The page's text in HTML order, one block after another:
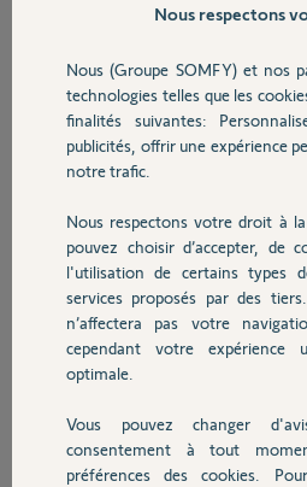
Sécurité
Domotique
Chauffage
Autres produits
Devis avec un pro
mes volets roulants équipés de moteurs
Protocole 433MHz.
Apparemment, j’ai été mal conseillé car
Quelqu’un peut il m’aider?
Merci,
Eric P.
il y a plus de 3 ans
Participer au fil
Réponses
Nous respectons
Nous (Groupe SOMFY) et nos
technologies telles que les
finalités suivantes:
publicités, offrir une expérience
notre trafic.
Nous respectons votre droit à
pouvez choisir d’accepter, de
l'utilisation de certains types
services proposés par des
n’affectera pas votre
cependant votre expérience
optimale.
Vous pouvez changer
consentement à tout
préférences des cookies.